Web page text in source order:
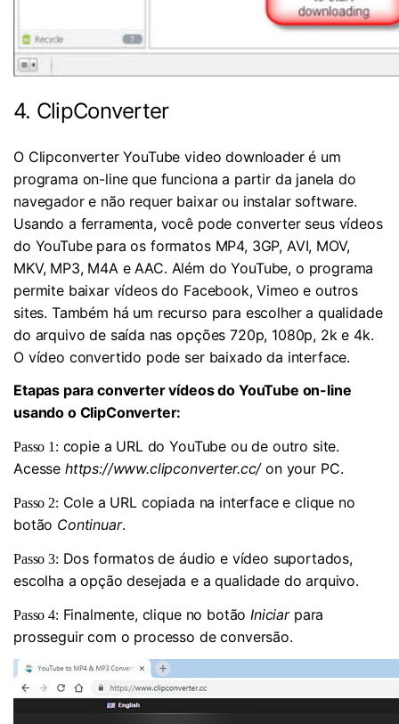
4. ClipConverter
O Clipconverter YouTube video downloader é um
programa on-line que funciona a partir da janela do
navegador e não requer baixar ou instalar software.
Usando a ferramenta, você pode converter seus vídeos
do YouTube para os formatos MP4, 3GP, AVI, MOV,
MKV, MP3, M4A e AAC. Além do YouTube, o programa
permite baixar vídeos do Facebook, Vimeo e outros
sites. Também há um recurso para escolher a qualidade
do arquivo de saída nas opções 720p, 1080p, 2k e 4k.
O vídeo convertido pode ser baixado da interface.
Etapas para converter vídeos do YouTube on-line
usando o ClipConverter:
Passo 1: copie a URL do YouTube ou de outro site.
Acesse https://www.clipconverter.cc/on your PC.
Passo 2: Cole a URL copiada na interface e clique no
botão Continuar.
Passo 3: Dos formatos de áudio e vídeo suportados,
escolha a opção desejada e a qualidade do arquivo.
Passo 4: Finalmente, clique no botão Iniciarpara
prosseguir com o processo de conversão.